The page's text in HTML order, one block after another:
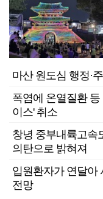
마산 원도심 행정·
폭염에 온열질환
이스' 취소
창녕 중부내륙고
의탄으로 밝혀져
입원환자가 연달아
전망